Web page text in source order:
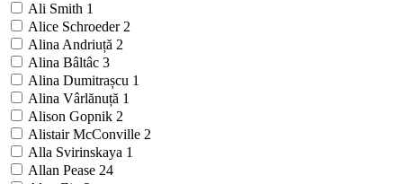
Ali Smith 1
Alice Schroeder 2
Alina Andriuță 2
Alina Bâltâc 3
Alina Dumitrașcu 1
Alina Vârlănuță 1
Alison Gopnik 2
Alistair McConville 2
Alla Svirinskaya 1
Allan Pease 24